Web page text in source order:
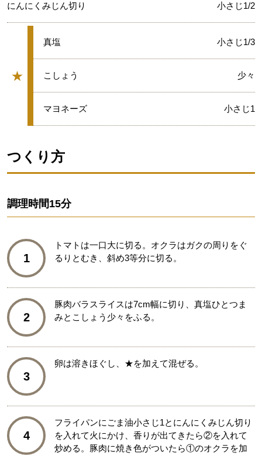
にんにくみじん切り 小さじ1/2
★
グループ
★
真塩 小さじ1/3
★
こしょう 少々
★
マヨネーズ 小さじ1
つくり方
調理時間15分
1
トマトは一口大に切る。オクラはガクの周りをぐ
るりとむき、斜め3等分に切る。
2
豚肉バラスライスは7cm幅に切り、真塩ひとつま
みとこしょう少々をふる。
3
卵は溶きほぐし、★を加えて混ぜる。
4
フライパンにごま油小さじ1とにんにくみじん切り
を入れて火にかけ、香りが出てきたら②を入れて
炒める。豚肉に焼き色がついたら①のオクラを加